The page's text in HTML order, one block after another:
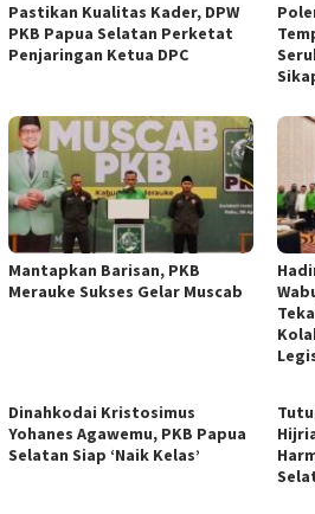
Pastikan Kualitas Kader, DPW
PKB Papua Selatan Perketat
Penjaringan Ketua DPC
Mantapkan Barisan, PKB
Merauke Sukses Gelar Muscab
Dinahkodai Kristosimus
Yohanes Agawemu, PKB Papua
Selatan Siap ‘Naik Kelas’